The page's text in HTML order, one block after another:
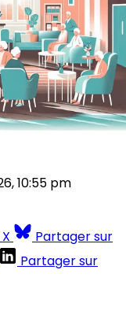
10:55 pm
Partager sur
Partager sur